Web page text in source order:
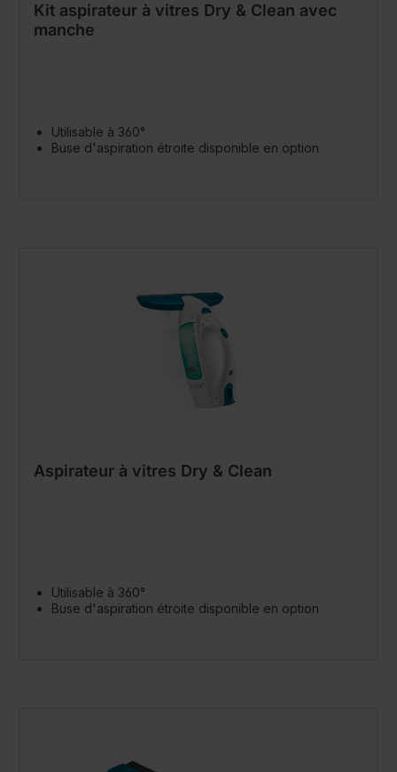
Kit aspirateur à vitres Dry & Clean avec
manche
Utilisable à 360°
Buse d'aspiration étroite disponible en option
Aspirateur à vitres Dry & Clean
Utilisable à 360°
Buse d'aspiration étroite disponible en option